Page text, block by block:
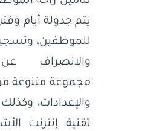
يتم جدولة أيام
للموظفين،
والانصراف
مجموعة متنوعة
والإعدادات،
تقنية إنترنت